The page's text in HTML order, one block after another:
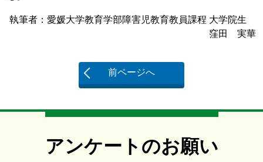
執筆者：愛媛大学教育学部障害児教育教員課程 大学院生
窪田 実華
前ページへ
アンケートのお願い